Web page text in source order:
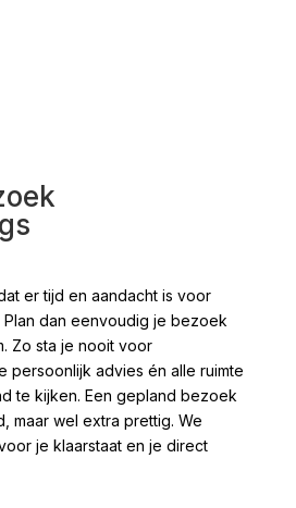
er tijd en aandacht is voor
dan eenvoudig je bezoek
Zo sta je nooit voor
persoonlijk advies én alle ruimte
te kijken. Een gepland bezoek
maar wel extra prettig. We
je klaarstaat en je direct